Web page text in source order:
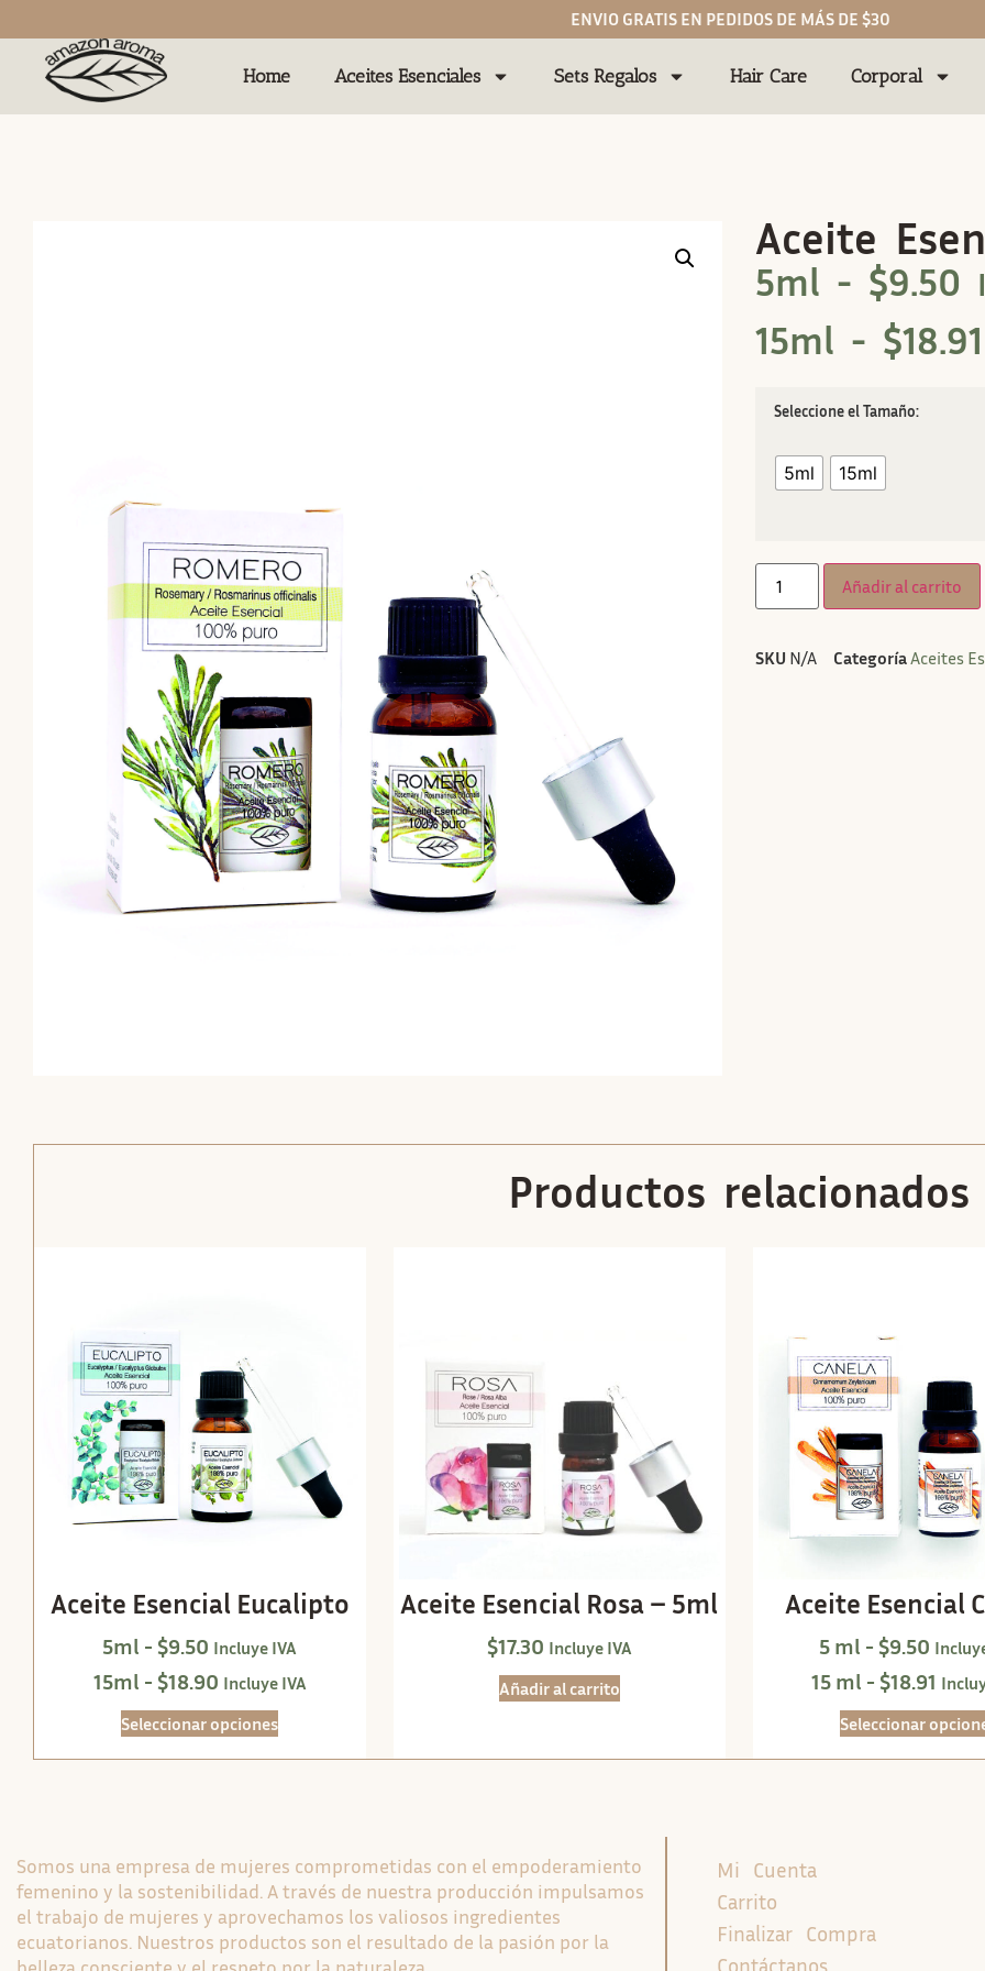
ENVIO GRATIS EN PEDIDOS DE MÁS DE $30
Home Aceites Esenciales Sets Regalos Hair Care Corporal
Aceite
5ml - $9.50
15ml - $18.91
Tamaño
5ml 15ml
Añadir al carrito
SKU N/A CategoríaAceites
Productos relacionados
Aceite Esencial Eucalipto
5ml - $9.50 Incluye IVA
15ml - $18.90 Incluye IVA
Seleccionar opciones
Aceite Esencial Rosa – 5ml
$17.30 Incluye IVA
Añadir al carrito
Aceite Esencial
5 ml - $9.50
15 ml - $18.91
Seleccionar
Somos una empresa de mujeres comprometidas con el empoderamiento
femenino y la sostenibilidad. A través de nuestra producción impulsamos
el trabajo de mujeres y aprovechamos los valiosos ingredientes
ecuatorianos. Nuestros productos son el resultado de la pasión por la
Mi Cuenta
Carrito
Finalizar Compra
Contáctanos